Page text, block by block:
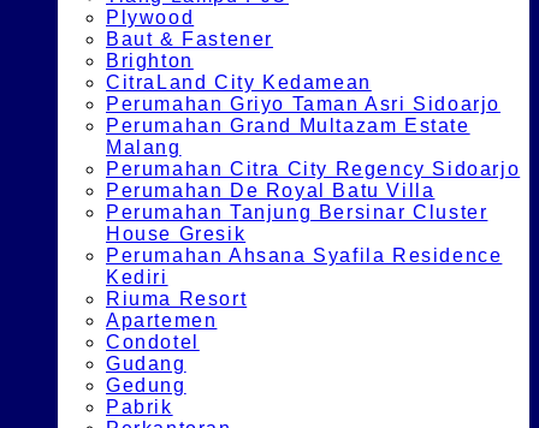
Plywood
Baut & Fastener
Brighton
CitraLand City Kedamean
Perumahan Griyo Taman Asri Sidoarjo
Perumahan Grand Multazam Estate
Malang
Perumahan Citra City Regency Sidoarjo
Perumahan De Royal Batu Villa
Perumahan Tanjung Bersinar Cluster
House Gresik
Perumahan Ahsana Syafila Residence
Kediri
Riuma Resort
Apartemen
Condotel
Gudang
Gedung
Pabrik